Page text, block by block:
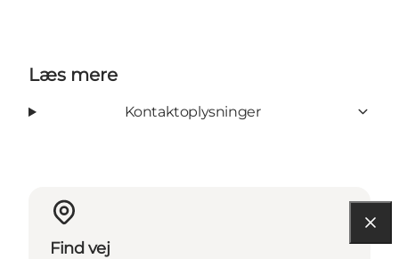
Læs mere
Kontaktoplysninger
Find vej